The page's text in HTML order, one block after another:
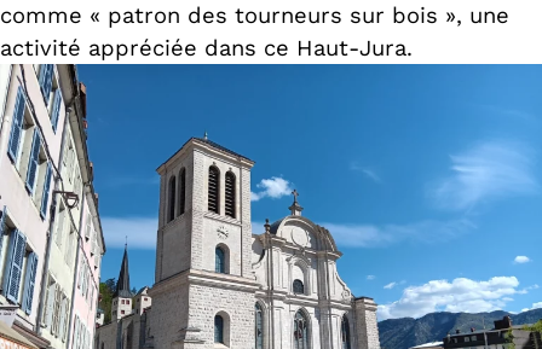
comme « patron des tourneurs sur bois », une
activité appréciée dans ce Haut-Jura.